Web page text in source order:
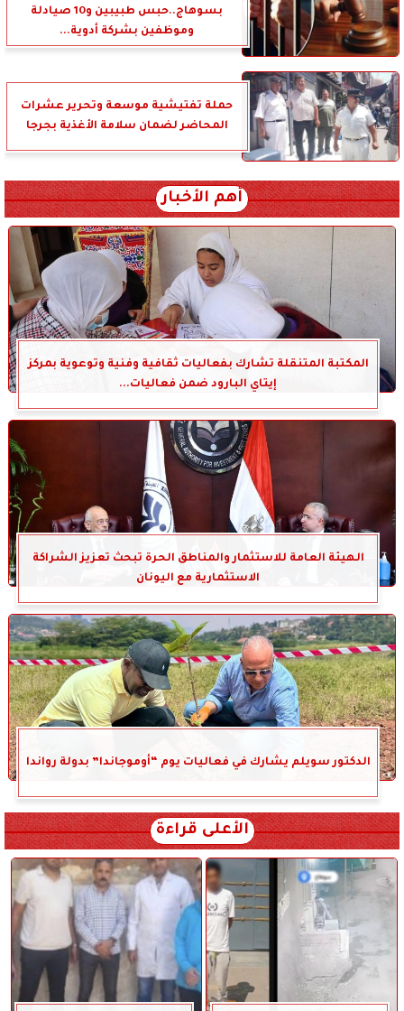
بسوهاج..حبس طبيبين و10 صيادلة
وموظفين بشركة أدوية...
حملة تفتيشية موسعة وتحرير عشرات
المحاضر لضمان سلامة الأغذية بجرجا
أهم الأخبار
المكتبة المتنقلة تشارك بفعاليات ثقافية وفنية وتوعوية بمركز
إيتاي البارود ضمن فعاليات...
الهيئة العامة للاستثمار والمناطق الحرة تبحث تعزيز الشراكة
الاستثمارية مع اليونان
الدكتور سويلم يشارك في فعاليات يوم “أوموجاندا” بدولة رواندا
الأعلى قراءة